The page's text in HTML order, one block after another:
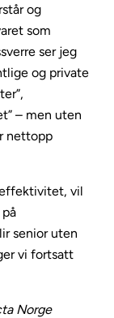
og
som
ser jeg
og private
– men uten
nettopp
vil
senior uten
vi fortsatt
Norge